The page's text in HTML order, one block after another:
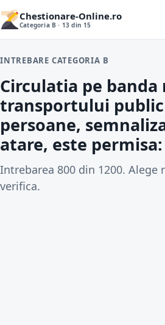
Chestionare-Online.ro
Categoria B · 13 din 15
INTREBARE CATEGORIA B
Circulatia pe banda
transportului
persoane,
atare, este permisa:
Intrebarea 800 din 1200. Alege
verifica.